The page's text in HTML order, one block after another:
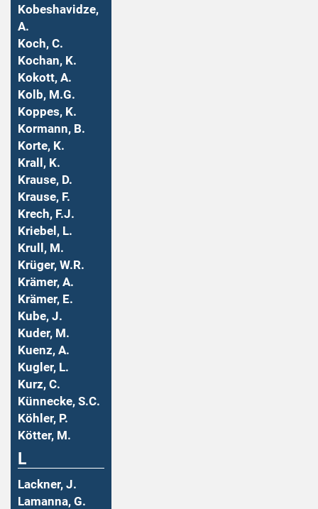
Kobeshavidze,
A.
Koch, C.
Kochan, K.
Kokott, A.
Kolb, M.G.
Koppes, K.
Kormann, B.
Korte, K.
Krall, K.
Krause, D.
Krause, F.
Krech, F.J.
Kriebel, L.
Krull, M.
Krüger, W.R.
Krämer, A.
Krämer, E.
Kube, J.
Kuder, M.
Kuenz, A.
Kugler, L.
Kurz, C.
Künnecke, S.C.
Köhler, P.
Kötter, M.
L
Lackner, J.
Lamanna, G.